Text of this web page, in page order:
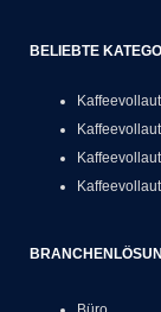
BELIEBTE